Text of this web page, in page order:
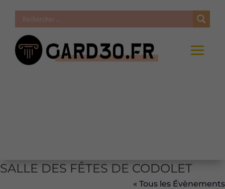
SALLE DES FÊTES DE CODOLET
« Tous les Évènements